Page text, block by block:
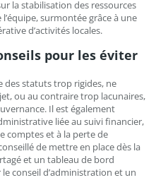
la stabilisation des ressources
surmontée grâce à une
d’activités locales.
pour les éviter
des statuts trop rigides, ne
ou au contraire trop lacunaires,
Il est également
liée au suivi financier,
comptes et à la perte de
de mettre en place dès la
et un tableau de bord
conseil d’administration et un